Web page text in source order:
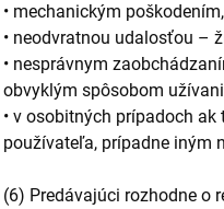
• mechanickým poškodením,
• neodvratnou udalosťou –
• nesprávnym
obvyklým spôsobom
• v osobitných prípadoch
používateľa, prípadne iným
(6) Predávajúci rozhodne o